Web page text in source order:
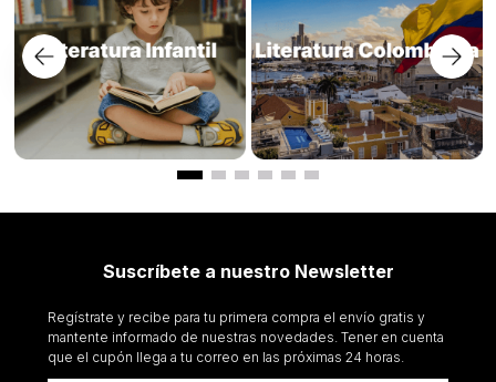
Suscríbete a nuestro Newsletter
Regístrate y recibe para tu primera compra el envío gratis y
mantente informado de nuestras novedades. Tener en cuenta
que el cupón llega a tu correo en las próximas 24 horas.